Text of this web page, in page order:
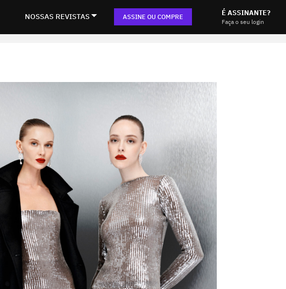
NOSSAS REVISTAS ASSINE OU COMPRE É ASSINANTE?
Faça o seu login